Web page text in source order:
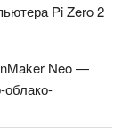
Pi Zero 2
Neo —
облако-